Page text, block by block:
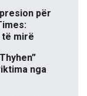
për
të mirë
nga